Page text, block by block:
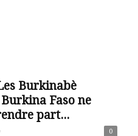
Burkinabè
Faso ne
part...
0